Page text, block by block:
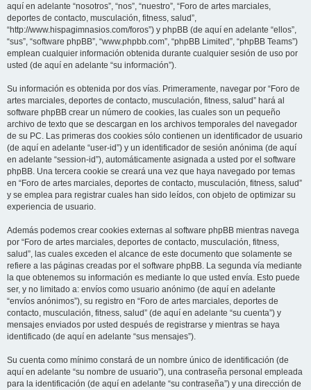
aquí en adelante “nosotros”, “nos”, “nuestro”, “Foro de artes marciales,
deportes de contacto, musculación, fitness, salud”,
“http://www.hispagimnasios.com/foros”) y phpBB (de aquí en adelante “ellos”,
“sus”, “software phpBB”, “www.phpbb.com”, “phpBB Limited”, “phpBB Teams”)
emplean cualquier información obtenida durante cualquier sesión de uso por
usted (de aquí en adelante “su información”).
Su información es obtenida por dos vías. Primeramente, navegar por “Foro de
artes marciales, deportes de contacto, musculación, fitness, salud” hará al
software phpBB crear un número de cookies, las cuales son un pequeño
archivo de texto que se descargan en los archivos temporales del navegador
de su PC. Las primeras dos cookies sólo contienen un identificador de usuario
(de aquí en adelante “user-id”) y un identificador de sesión anónima (de aquí
en adelante “session-id”), automáticamente asignada a usted por el software
phpBB. Una tercera cookie se creará una vez que haya navegado por temas
en “Foro de artes marciales, deportes de contacto, musculación, fitness, salud”
y se emplea para registrar cuales han sido leídos, con objeto de optimizar su
experiencia de usuario.
Además podemos crear cookies externas al software phpBB mientras navega
por “Foro de artes marciales, deportes de contacto, musculación, fitness,
salud”, las cuales exceden el alcance de este documento que solamente se
refiere a las páginas creadas por el software phpBB. La segunda vía mediante
la que obtenemos su información es mediante lo que usted envía. Esto puede
ser, y no limitado a: envíos como usuario anónimo (de aquí en adelante
“envíos anónimos”), su registro en “Foro de artes marciales, deportes de
contacto, musculación, fitness, salud” (de aquí en adelante “su cuenta”) y
mensajes enviados por usted después de registrarse y mientras se haya
identificado (de aquí en adelante “sus mensajes”).
Su cuenta como mínimo constará de un nombre único de identificación (de
aquí en adelante “su nombre de usuario”), una contraseña personal empleada
para la identificación (de aquí en adelante “su contraseña”) y una dirección de